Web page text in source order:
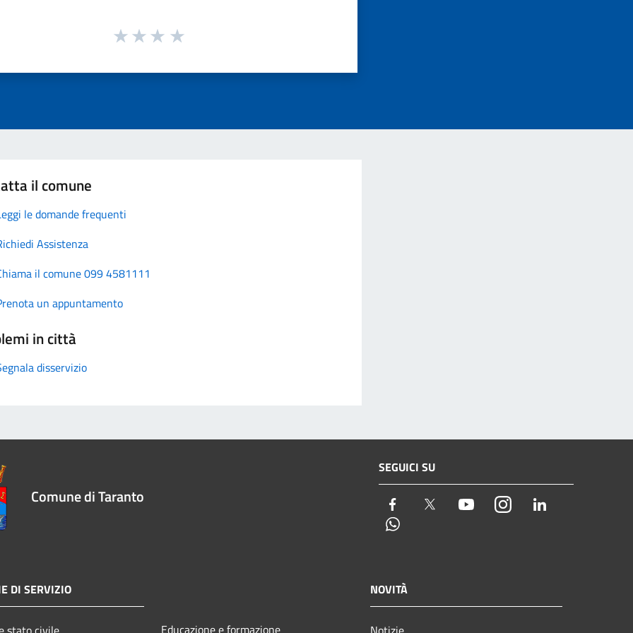
il comune
le domande frequenti
Assistenza
il comune 099 4581111
un appuntamento
in città
disservizio
Comune di Taranto
SEGUICI SU
Facebook Twitter YoutubeInstagram
DI SERVIZIO
Educazione e formazione
NOVITÀ